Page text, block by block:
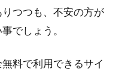
つつも、不安の方が
でしょう。
料で利用できるサイ